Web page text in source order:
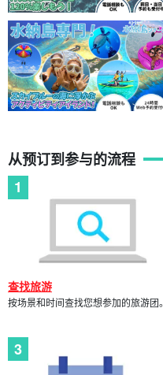
从预订到参与的流程
查找旅游
按场景和时间查找您想参加的旅游团。